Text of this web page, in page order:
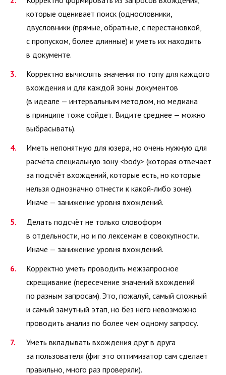
которые оценивает поиск (однословники,
двусловники (прямые, обратные, с перестановкой,
с пропуском, более длинные) и уметь их находить
в документе.
Корректно вычислять значения по топу для каждого
вхождения и для каждой зоны документов
(в идеале — интервальным методом, но медиана
в принципе тоже сойдет. Видите среднее — можно
выбрасывать).
Иметь непонятную для юзера, но очень нужную для
расчёта специальную зону <body> (которая отвечает
за подсчёт вхождений, которые есть, но которые
нельзя однозначно отнести к какой-либо зоне).
Иначе — занижение уровня вхождений.
Делать подсчёт не только словоформ
в отдельности, но и по лексемам в совокупности.
Иначе — занижение уровня вхождений.
Корректно уметь проводить межзапросное
скрещивание (пересечение значений вхождений
по разным запросам). Это, пожалуй, самый сложный
и самый замутный этап, но без него невозможно
проводить анализ по более чем одному запросу.
Уметь вкладывать вхождения друг в друга
за пользователя (фиг это оптимизатор сам сделает
правильно, много раз проверяли).